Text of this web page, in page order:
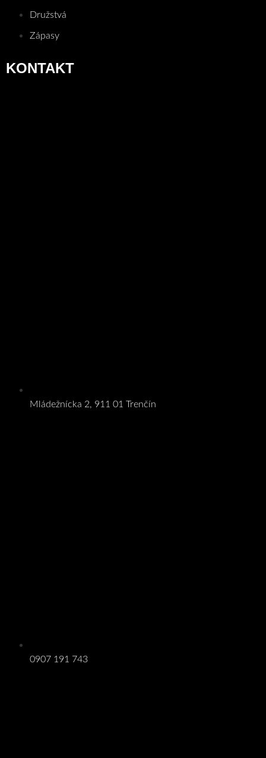
Družstvá
Zápasy
KONTAKT
Mládežnícka 2, 911 01 Trenčín
0907 191 743